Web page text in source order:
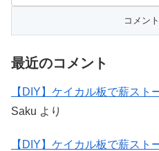
最近のコメント
【DIY】ケイカル板で薪スト
Saku より
【DIY】ケイカル板で薪スト